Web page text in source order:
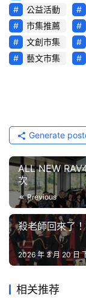
玩
C
A
R
綜
口
碑
中
古
車
行
百
大
古
由台中工業區
會、扶輪社及
息．愛無界」
2026 年 3 月
次活動串聯了
社福、藝文及
社會責任的摩
應，預計將吸
注入一股暖流。
跨界共融：25
社、東海大學
公益活動
市集推薦
文創市集
藝文市集
Generate
ALL NEW
次
Previous
殺老師回來了
2026 年 3 月 20 日
相关推荐